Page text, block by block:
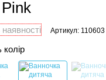
Артикул: 110603
колір